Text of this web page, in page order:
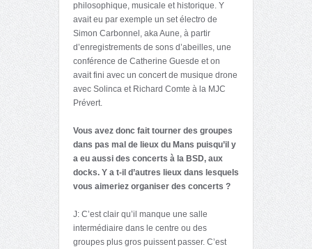
philosophique, musicale et historique. Y
avait eu par exemple un set électro de
Simon Carbonnel, aka Aune, à partir
d’enregistrements de sons d’abeilles, une
conférence de Catherine Guesde et on
avait fini avec un concert de musique drone
avec Solinca et Richard Comte à la MJC
Prévert.
Vous avez donc fait tourner des groupes
dans pas mal de lieux du Mans puisqu’il y
a eu aussi des concerts à la BSD, aux
docks. Y a t-il d’autres lieux dans lesquels
vous aimeriez organiser des concerts ?
J: C’est clair qu’il manque une salle
intermédiaire dans le centre ou des
groupes plus gros puissent passer. C’est